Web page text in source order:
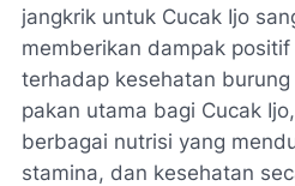
jangkrik untuk Cucak Ijo
memberikan dampak
terhadap kesehatan
pakan utama bagi Cucak
berbagai nutrisi yang
stamina, dan kesehatan